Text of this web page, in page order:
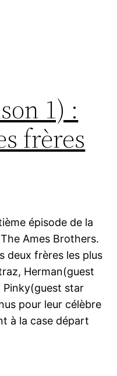
1) :
frères
épisode de la
Ames Brothers.
deux frères les plus
Herman(guest
Pinky(guest star
pour leur célèbre
à la case départ